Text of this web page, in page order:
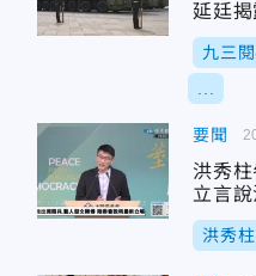
延廷
九三
要聞
洪秀
立言
洪秀柱